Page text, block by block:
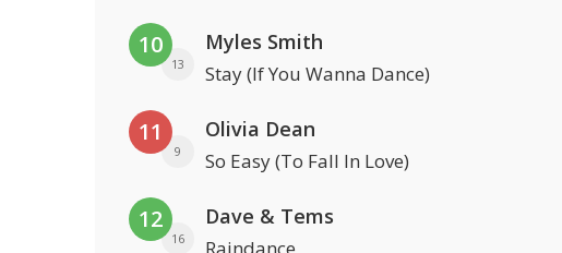
10
13
Myles Smith
Stay (If You Wanna Dance)
11
9
Olivia Dean
So Easy (To Fall In Love)
12
16
Dave & Tems